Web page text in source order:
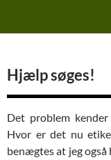
Hjælp søges!
Det problem
Hvor er det nu
benægtes at jeg